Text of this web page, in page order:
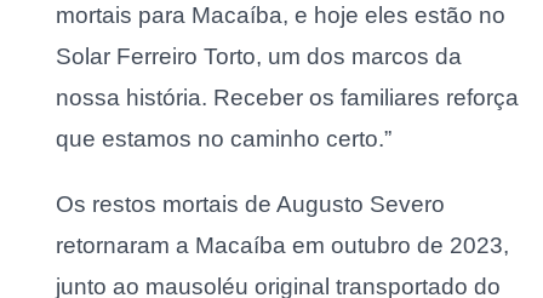
mortais para Macaíba, e hoje eles estão no
Solar Ferreiro Torto, um dos marcos da
nossa história. Receber os familiares reforça
que estamos no caminho certo.”
Os restos mortais de Augusto Severo
retornaram a Macaíba em outubro de 2023,
junto ao mausoléu original transportado do